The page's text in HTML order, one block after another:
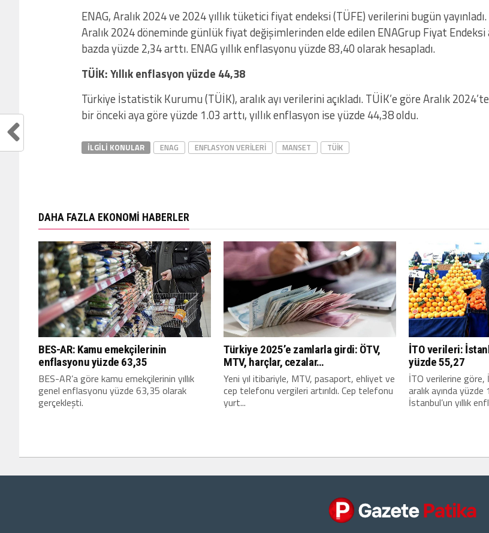
ENAG, Aralık 2024 ve 2024 yıllık tüketici fiyat endeksi (TÜFE) verilerini bugün
Aralık 2024 döneminde günlük fiyat değişimlerinden elde edilen ENAGrup Fiyat Endeksi
bazda yüzde 2,34 arttı. ENAG yıllık enflasyonu yüzde 83,40 olarak hesapladı.
TÜİK: Yıllık enflasyon yüzde 44,38
Türkiye İstatistik Kurumu (TÜİK), aralık ayı verilerini açıkladı. TÜİK’e göre Aralık
bir önceki aya göre yüzde 1.03 arttı, yıllık enflasyon ise yüzde 44,38 oldu.
İLGILI KONULAR ENAG ENFLASYON VERILERI MANSET TÜIK
DAHA FAZLA EKONOMI HABERLER
BES-AR: Kamu emekçilerinin
enflasyonu yüzde 63,35
BES-AR’a göre kamu emekçilerinin yıllık
genel enflasyonu yüzde 63,35 olarak
gerçekleşti.
Türkiye 2025’e zamlarla girdi: ÖTV,
MTV, harçlar, cezalar…
Yeni yıl itibariyle, MTV, pasaport, ehliyet ve
cep telefonu vergileri artırıldı. Cep telefonu
yurt...
İTO verileri:
yüzde 55,27
İTO verilerine göre,
aralık ayında
İstanbul’un yıllık